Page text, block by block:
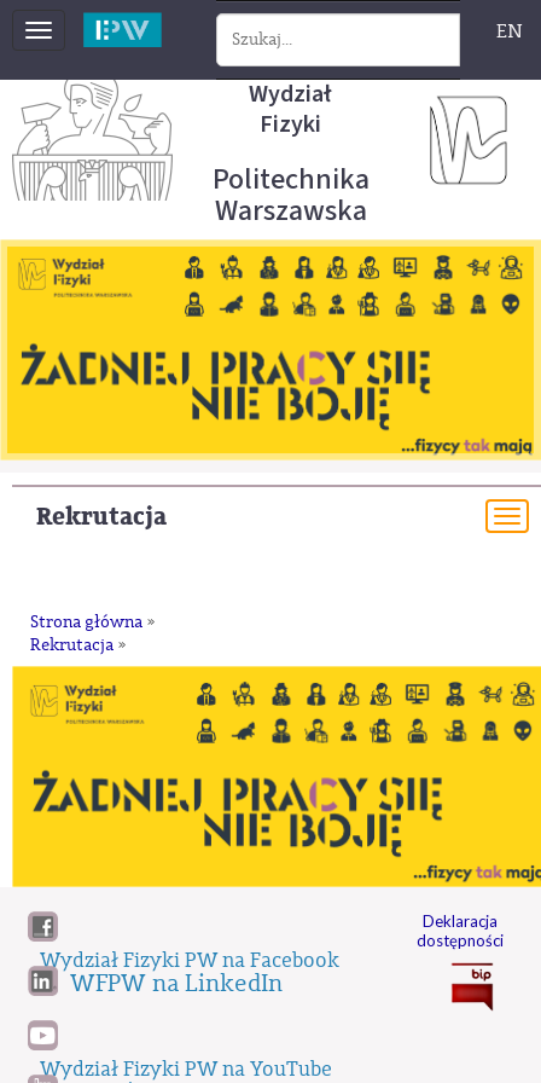
Toggle
EN
Wydział
Fizyki
Politechnika
Warszawska
Rekrutacja
Strona główna »
Rekrutacja »
Wydział Fizyki PW na Facebook
WFPW na LinkedIn
Wydział Fizyki PW na YouTube
Deklaracja
dostępności